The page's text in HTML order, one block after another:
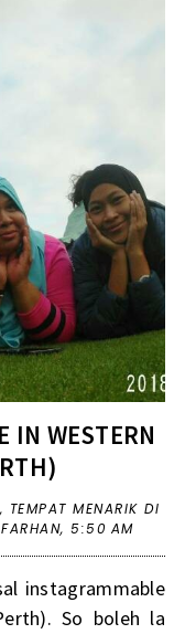
IN WESTERN
, TEMPAT MENARIK DI
5:50 AM
instagrammable
So boleh la